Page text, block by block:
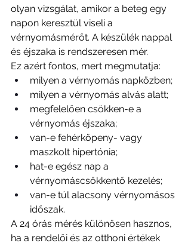
olyan vizsgálat, amikor a beteg egy
napon keresztül viseli a
vérnyomásmérőt. A készülék nappal
és éjszaka is rendszeresen mér.
Ez azért fontos, mert megmutatja:
milyen a vérnyomás napközben;
milyen a vérnyomás alvás alatt;
megfelelően csökken-e a
vérnyomás éjszaka;
van-e fehérköpeny- vagy
maszkolt hipertónia;
hat-e egész nap a
vérnyomáscsökkentő kezelés;
van-e túl alacsony vérnyomásos
időszak.
A 24 órás mérés különösen hasznos,
ha a rendelői és az otthoni értékek